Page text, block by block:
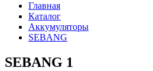
Главная
Каталог
Аккумуляторы
SEBANG
SEBANG 1